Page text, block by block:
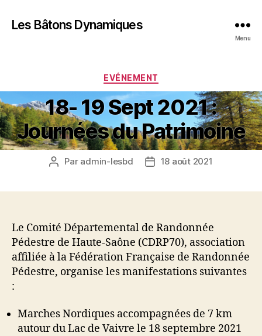
Les Bâtons Dynamiques
Menu
Catégories
EVÉNEMENT
18- 19 Sept 2021 :
Journées du Patrimoine
Auteur
Par admin-lesbd
Date18 août 2021
Le Comité Départemental de Randonnée
Pédestre de Haute-Saône (CDRP70), association
affiliée à la Fédération Française de Randonnée
Pédestre, organise les manifestations suivantes
:
Marches Nordiques accompagnées de 7 km
autour du Lac de Vaivre le 18 septembre 2021